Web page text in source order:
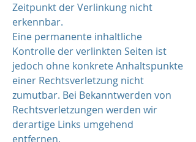
Zeitpunkt der Verlinkung nicht
erkennbar.
Eine permanente inhaltliche
Kontrolle der verlinkten Seiten ist
jedoch ohne konkrete Anhaltspunkte
einer Rechtsverletzung nicht
zumutbar. Bei Bekanntwerden von
Rechtsverletzungen werden wir
derartige Links umgehend
entfernen.